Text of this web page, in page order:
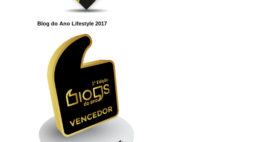
Blog do Ano Lifestyle 2017